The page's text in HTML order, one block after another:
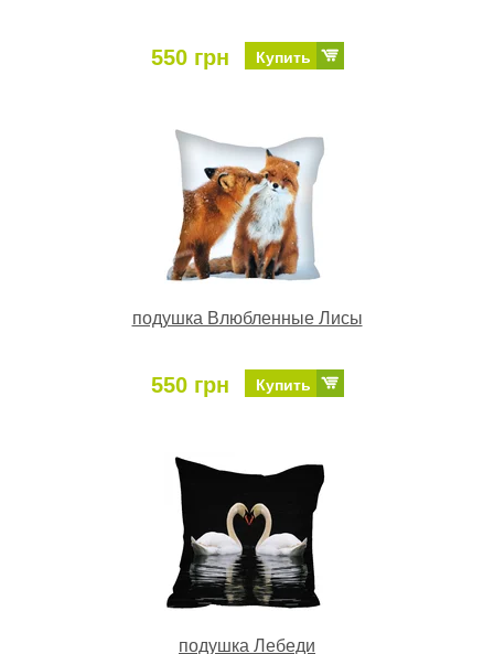
550 грн Купить
подушка Влюбленные Лисы
550 грн Купить
подушка Лебеди